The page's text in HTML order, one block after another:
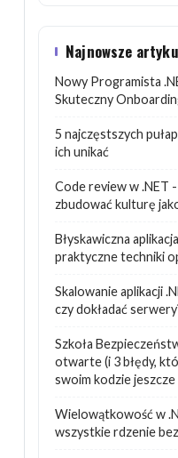
Najnowsze
Nowy Programista
Skuteczny
5 najczęstszych
ich unikać
Code review w .NET
zbudować kulturę
Błyskawiczna
praktyczne techniki
Skalowanie aplikacji
czy dokładać
Szkoła
otwarte (i 3 błędy,
swoim kodzie jeszcze
Wielowątkowość w
wszystkie rdzenie